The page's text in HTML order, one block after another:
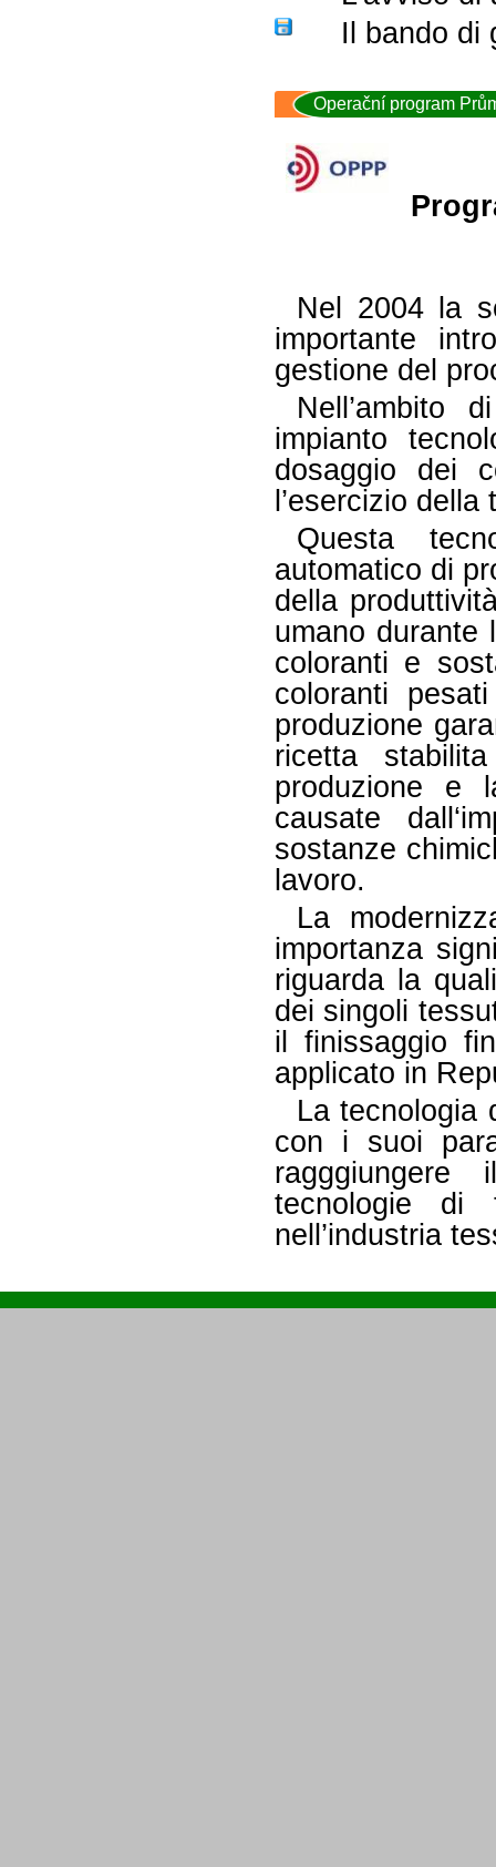
Il bando di
Operační program
Nel 2004 la
importante
gestione del
Nell’ambito
impianto
dosaggio dei
l’esercizio
Questa
automatico di
della
umano durante
coloranti e
coloranti
produzione
ricetta
produzione e
causate
sostanze
lavoro.
La
importanza
riguarda la
dei singoli
il finissaggio
applicato in
La tecnologia
con i suoi
ragggiungere
tecnologie di
nell’industria